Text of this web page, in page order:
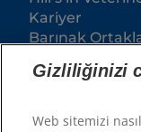
Kariyer
Barınak
Gizliliğinizi
Web sitemizi